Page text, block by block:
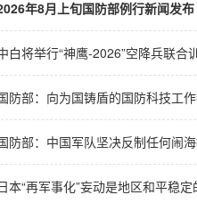
学习时强
和军队现
近平出席2026世界人
权威发布